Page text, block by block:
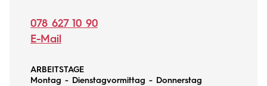
078 627 10 90
E-Mail
ARBEITSTAGE
Montag - Dienstagvormittag - Donnerstag